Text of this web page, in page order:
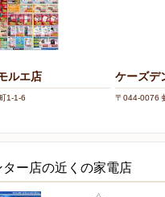
ルエ店
1-1-6
ケーズデ
〒044-0076
ー店の近くの家電店